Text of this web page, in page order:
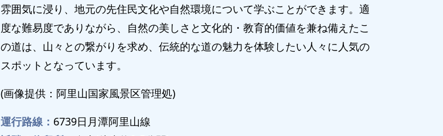
雰囲気に浸り、地元の先住民文化や自然環境について学ぶことができます。適
度な難易度でありながら、自然の美しさと文化的・教育的価値を兼ね備えたこ
の道は、山々との繋がりを求め、伝統的な道の魅力を体験したい人々に人気の
スポットとなっています。
(画像提供：阿里山国家風景区管理処)
運行路線： 6739日月潭阿里山線